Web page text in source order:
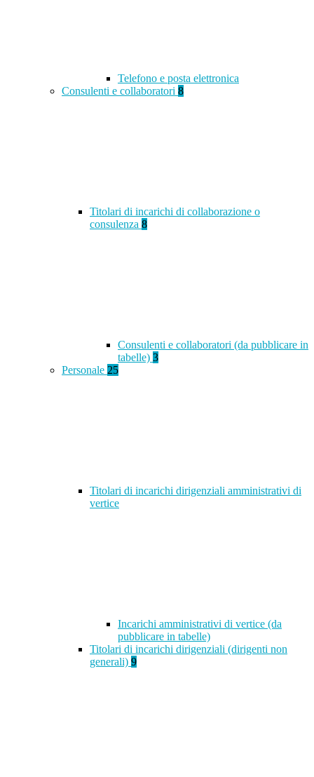
Telefono e posta elettronica
Consulenti e collaboratori 8
Titolari di incarichi di collaborazione o
consulenza 8
Consulenti e collaboratori (da pubblicare in
tabelle) 3
Personale 25
Titolari di incarichi dirigenziali amministrativi di
vertice
Incarichi amministrativi di vertice (da
pubblicare in tabelle)
Titolari di incarichi dirigenziali (dirigenti non
generali) 9